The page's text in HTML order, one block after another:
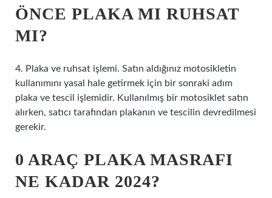
ÖNCE PLAKA MI RUHSAT
MI?
4. Plaka ve ruhsat işlemi. Satın aldığınız motosikletin
kullanımını yasal hale getirmek için bir sonraki adım
plaka ve tescil işlemidir. Kullanılmış bir motosiklet satın
alırken, satıcı tarafından plakanın ve tescilin devredilmesi
gerekir.
0 ARAÇ PLAKA MASRAFI
NE KADAR 2024?